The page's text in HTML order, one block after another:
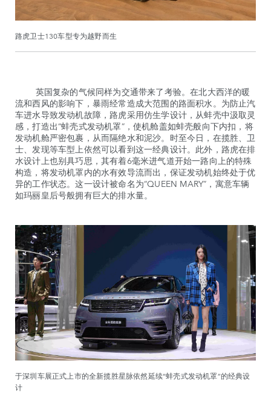
路虎卫士130车型专为越野而生
英国复杂的气候同样为交通带来了考验。在北大西洋的暖
流和西风的影响下，暴雨经常造成大范围的路面积水。为防止汽
车进水导致发动机故障，路虎采用仿生学设计，从蚌壳中汲取灵
感，打造出“蚌壳式发动机罩”，使机舱盖如蚌壳般向下内扣，将
发动机舱严密包裹，从而隔绝水和泥沙。时至今日，在揽胜、卫
士、发现等车型上依然可以看到这一经典设计。此外，路虎在排
水设计上也别具巧思，其有着6毫米进气道开始一路向上的特殊
构造，将发动机罩内的水有效导流而出，保证发动机始终处于优
异的工作状态。这一设计被命名为“QUEEN MARY”，寓意车辆
如玛丽皇后号般拥有巨大的排水量。
于深圳车展正式上市的全新揽胜星脉依然延续“蚌壳式发动机罩”的经典设
计